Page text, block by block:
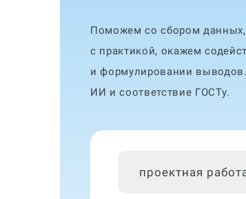
Поможем со сбором данных,
с практикой, окажем
и формулировании
ИИ и соответствие ГОСТу.
проектная